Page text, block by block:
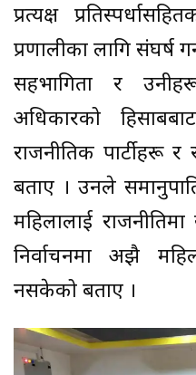
प्रत्यक्ष
प्रणालीका लागि संघर्ष
सहभागिता र
अधिकारको
राजनीतिक पार्टीहरू
बताए । उनले
महिलालाई
निर्वाचनमा अझै
नसकेको बताए ।